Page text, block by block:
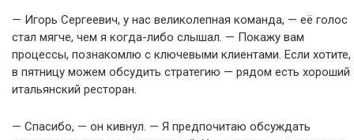
— Игорь Сергеевич, у нас великолепная команда, — её голос
стал мягче, чем я когда-либо слышал. — Покажу вам
процессы, познакомлю с ключевыми клиентами. Если хотите,
в пятницу можем обсудить стратегию — рядом есть хороший
итальянский ресторан.
— Спасибо, — он кивнул. — Я предпочитаю обсуждать